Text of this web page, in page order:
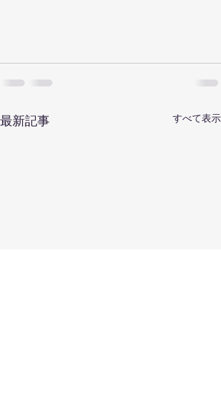
最新記事 すべて表示